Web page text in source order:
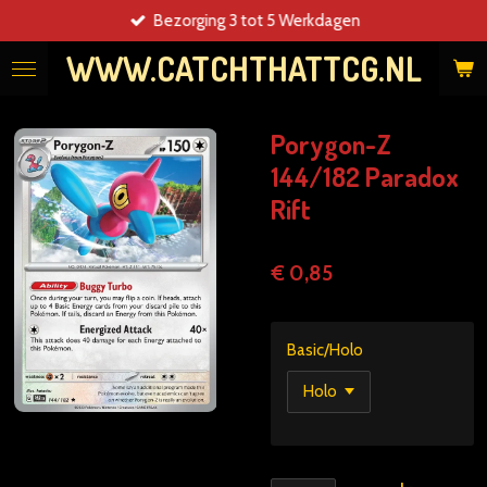
direct
naar
WWW.CATCHTHATTCG.NL
Bezorging 3 tot 5 Werkdagen
Porygon-Z
144/182 Paradox
Rift
€ 0,85
Basic/Holo